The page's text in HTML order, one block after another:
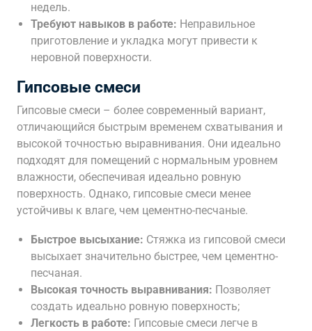
недель.
Требуют навыков в работе: Неправильное
приготовление и укладка могут привести к
неровной поверхности.
Гипсовые смеси
Гипсовые смеси – более современный вариант,
отличающийся быстрым временем схватывания и
высокой точностью выравнивания. Они идеально
подходят для помещений с нормальным уровнем
влажности, обеспечивая идеально ровную
поверхность. Однако, гипсовые смеси менее
устойчивы к влаге, чем цементно-песчаные.
Быстрое высыхание: Стяжка из гипсовой смеси
высыхает значительно быстрее, чем цементно-
песчаная.
Высокая точность выравнивания: Позволяет
создать идеально ровную поверхность;
Легкость в работе: Гипсовые смеси легче в